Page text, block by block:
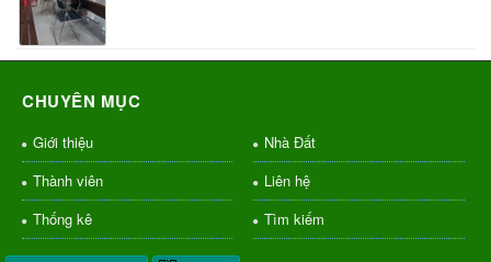
CHUYÊN MỤC
Giới thiệu
Nhà Đất
Thành viên
Liên hệ
Thống kê
Tìm kiếm